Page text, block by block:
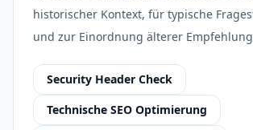
historischer Kontext, für typische
und zur Einordnung älterer
Security Header Check
Technische SEO Optimierung